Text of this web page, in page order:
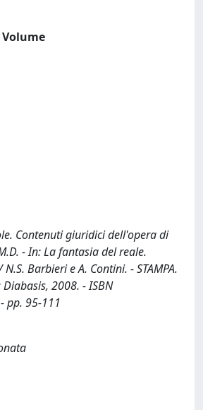
Volume
Contenuti giuridici dell'opera di
- In: La fantasia del reale.
Barbieri e A. Contini. - STAMPA.
Diabasis, 2008. - ISBN
pp. 95-111